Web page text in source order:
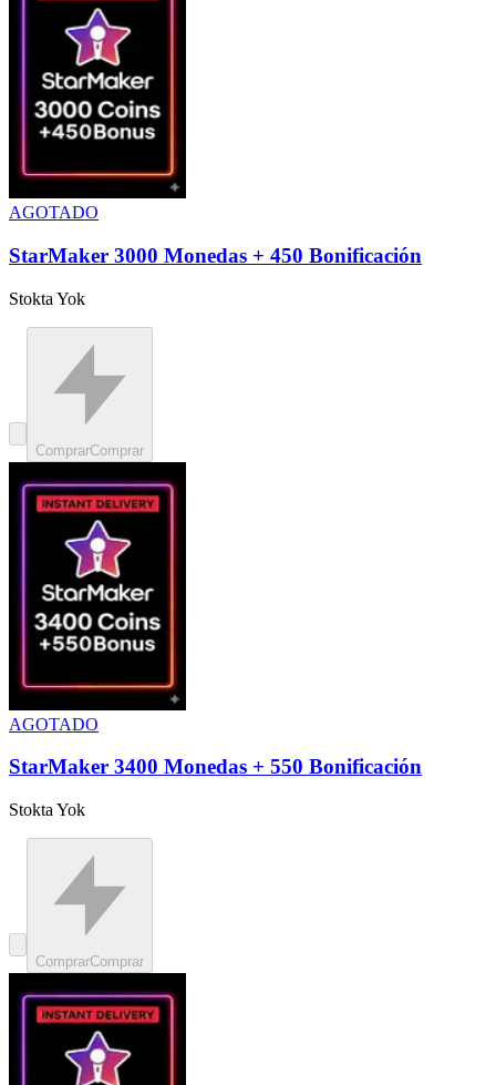
AGOTADO
StarMaker 3000 Monedas + 450 Bonificación
Stokta Yok
ComprarComprar
AGOTADO
StarMaker 3400 Monedas + 550 Bonificación
Stokta Yok
ComprarComprar